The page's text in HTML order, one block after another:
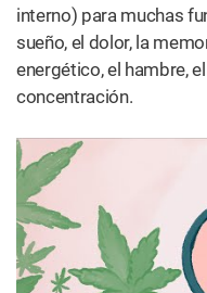
interno) para muchas
sueño, el dolor, la
energético, el hambre,
concentración.